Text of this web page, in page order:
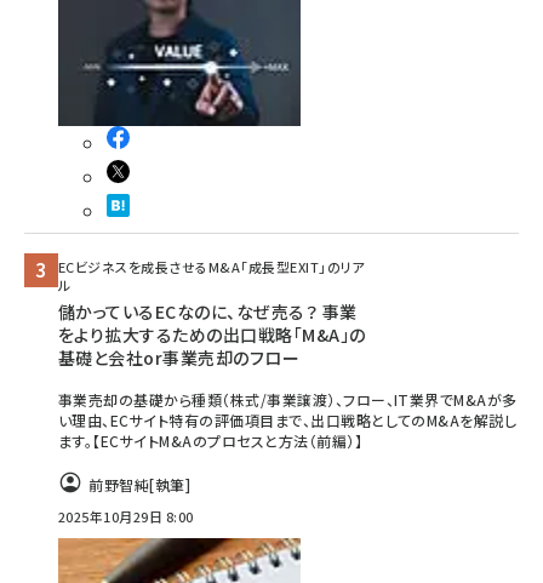
ECビジネスを成長させるM&A「成長型EXIT」のリア
ル
儲かっているECなのに、なぜ売る？ 事業
をより拡大するための出口戦略「M&A」の
基礎と会社or事業売却のフロー
事業売却の基礎から種類（株式/事業譲渡）、フロー、IT業界でM&Aが多
い理由、ECサイト特有の評価項目まで、出口戦略としてのM&Aを解説し
ます。【ECサイトM&Aのプロセスと方法（前編）】
前野智純[執筆]
2025年10月29日 8:00